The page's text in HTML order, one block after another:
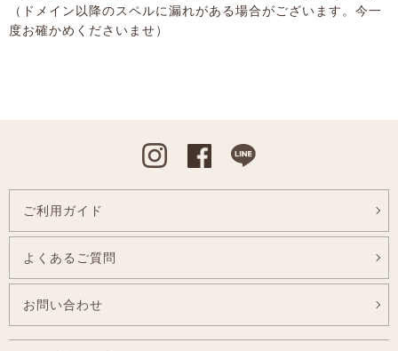
（ドメイン以降のスペルに漏れがある場合がございます。今一
度お確かめくださいませ）
Instagram
ご利用ガイド
よくあるご質問
お問い合わせ